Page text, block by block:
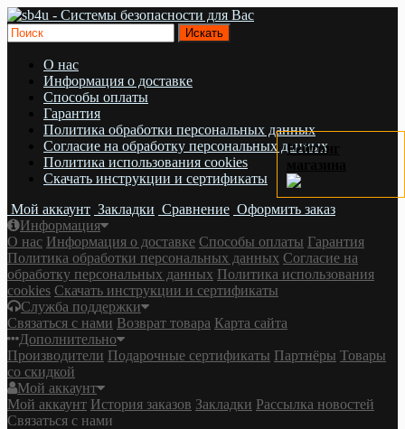
О нас
Информация о доставке
Cпособы оплаты
Гарантия
Политика обработки персональных данных
Согласие на обработку персональных данных
Политика использования cookies
Скачать инструкции и сертификаты
Мой аккаунт Закладки Сравнение Оформить заказ
Информация
О нас Информация о доставке Cпособы оплаты Гарантия
Политика обработки персональных данных Согласие на
обработку персональных данных Политика использования
cookies Скачать инструкции и сертификаты
Служба поддержки
Связаться с нами Возврат товара Карта сайта
Дополнительно
Производители Подарочные сертификаты Партнёры Товары
со скидкой
Мой аккаунт
Мой аккаунт История заказов Закладки Рассылка новостей
Связаться с нами
Рейтинг